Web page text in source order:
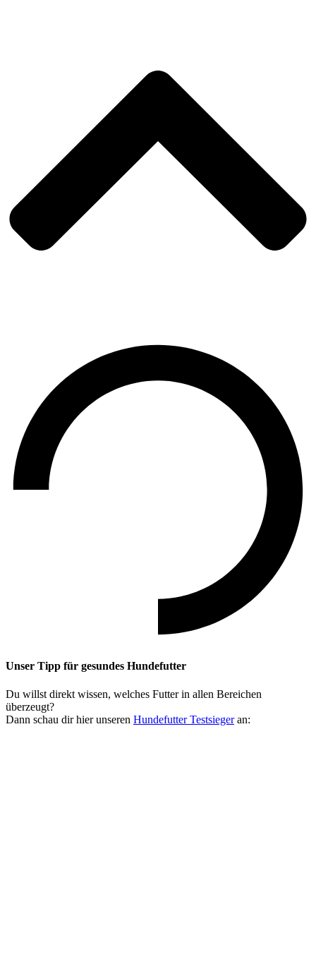
Unser Tipp für gesundes Hundefutter
Du willst direkt wissen, welches Futter in allen Bereichen
überzeugt?
Dann schau dir hier unseren Hundefutter Testsiegeran: